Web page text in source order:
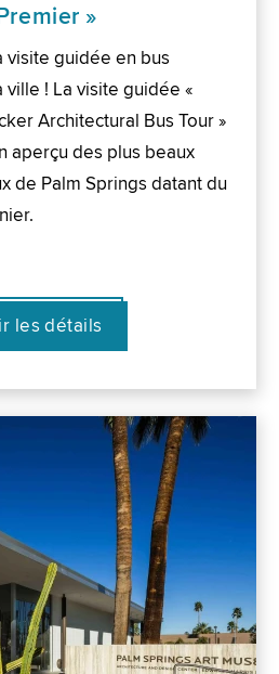
»
visite guidée en bus
! La visite guidée «
Architectural Bus Tour »
aperçu des plus beaux
de Palm Springs datant du
les détails